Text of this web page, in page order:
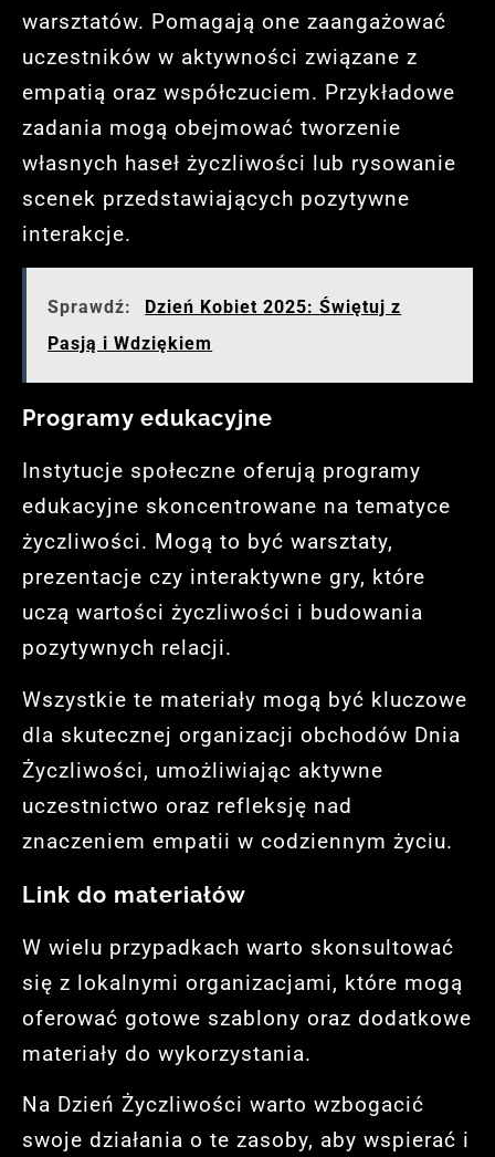
warsztatów. Pomagają one zaangażować
uczestników w aktywności związane z
empatią oraz współczuciem. Przykładowe
zadania mogą obejmować tworzenie
własnych haseł życzliwości lub rysowanie
scenek przedstawiających pozytywne
interakcje.
Sprawdź:
Dzień Kobiet 2025: Świętuj z
Pasją i Wdziękiem
Programy edukacyjne
Instytucje społeczne oferują programy
edukacyjne skoncentrowane na tematyce
życzliwości. Mogą to być warsztaty,
prezentacje czy interaktywne gry, które
uczą wartości życzliwości i budowania
pozytywnych relacji.
Wszystkie te materiały mogą być kluczowe
dla skutecznej organizacji obchodów Dnia
Życzliwości, umożliwiając aktywne
uczestnictwo oraz refleksję nad
znaczeniem empatii w codziennym życiu.
Link do materiałów
W wielu przypadkach warto skonsultować
się z lokalnymi organizacjami, które mogą
oferować gotowe szablony oraz dodatkowe
materiały do wykorzystania.
Na Dzień Życzliwości warto wzbogacić
swoje działania o te zasoby, aby wspierać i